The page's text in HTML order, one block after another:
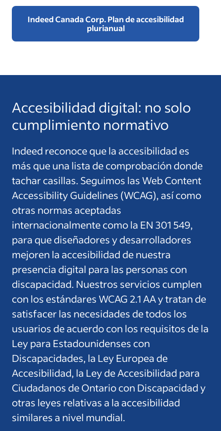
Indeed Canada Corp. Plan de accesibilidad
plurianual
Accesibilidad digital: no solo
cumplimiento normativo
Indeed reconoce que la accesibilidad es
más que una lista de comprobación donde
tachar casillas. Seguimos las Web Content
Accessibility Guidelines (WCAG), así como
otras normas aceptadas
internacionalmente como la EN 301 549,
para que diseñadores y desarrolladores
mejoren la accesibilidad de nuestra
presencia digital para las personas con
discapacidad. Nuestros servicios cumplen
con los estándares WCAG 2.1 AA y tratan de
satisfacer las necesidades de todos los
usuarios de acuerdo con los requisitos de la
Ley para Estadounidenses con
Discapacidades, la Ley Europea de
Accesibilidad, la Ley de Accesibilidad para
Ciudadanos de Ontario con Discapacidad y
otras leyes relativas a la accesibilidad
similares a nivel mundial.